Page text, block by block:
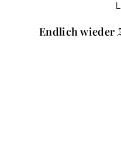
Endlich wieder